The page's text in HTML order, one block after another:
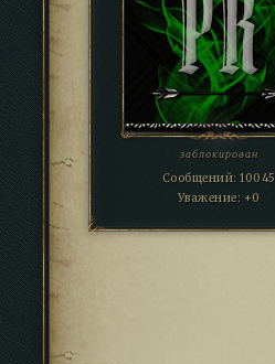
заблокирован
Сообщений: 10045
Уважение: +0